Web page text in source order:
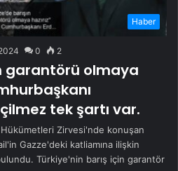
Haber
0 2
garantörü olmaya
tek şartı var.
Zirvesi'nde konuşan
Gazze'deki katliamına ilişkin
Türkiye'nin barış için garantör